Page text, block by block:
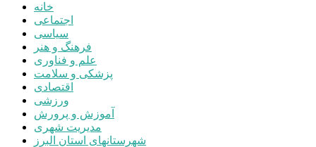
خانه
اجتماعی
سیاسی
فرهنگ و هنر
علم و فناوری
پزشکی و سلامت
اقتصادی
ورزشی
آموزش و پرورش
مدیریت شهری
شهرستانهای استان البرز